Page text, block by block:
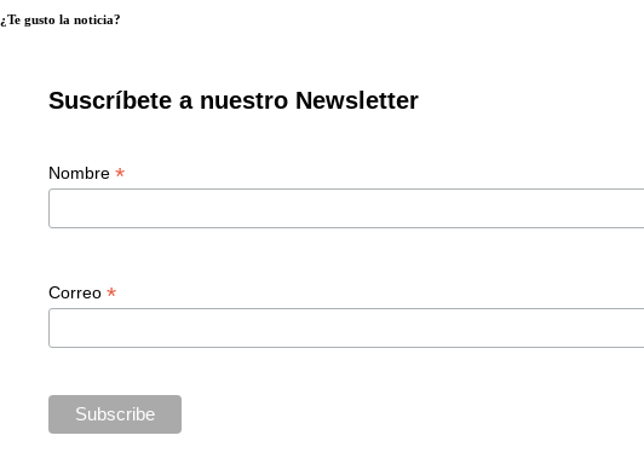
¿Te gusto la noticia?
Suscríbete a nuestro Newsletter
Nombre*
Correo*